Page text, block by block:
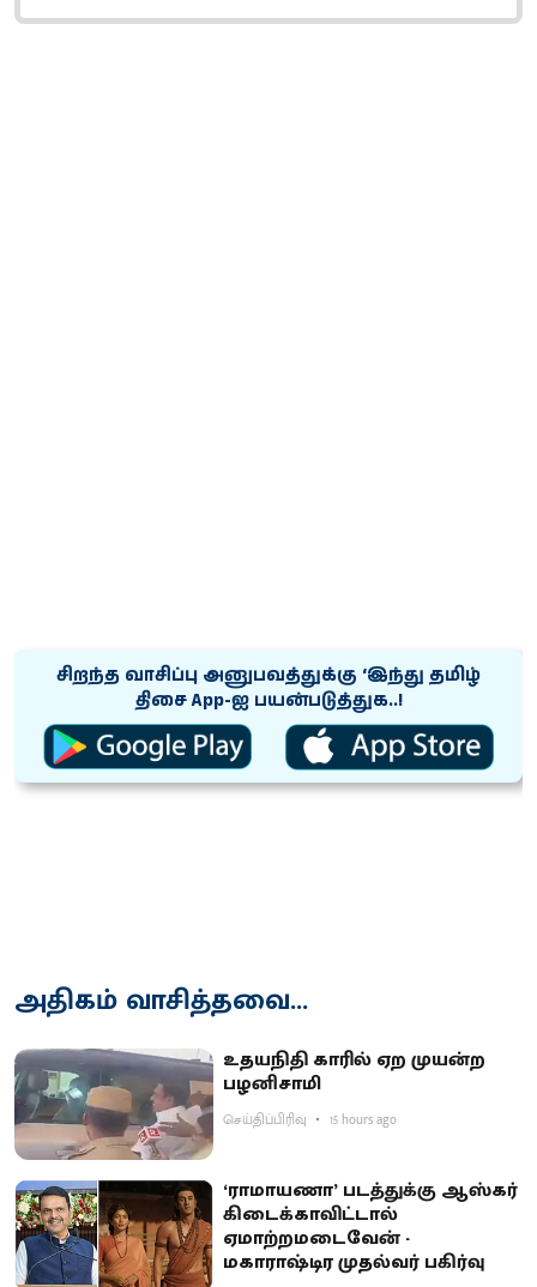
சிறந்த வாசிப்பு அனுபவத்துக்கு ‘இந்து தமிழ்
திசை App-ஐ பயன்படுத்துக..!
அதிகம் வாசித்தவை...
உதயநிதி காரில் ஏற முயன்ற
பழனிசாமி
செய்திப்பிரிவு 15 hours ago
‘ராமாயணா’ படத்துக்கு ஆஸ்கர்
கிடைக்காவிட்டால்
ஏமாற்றமடைவேன் -
மகாராஷ்டிர முதல்வர் பகிர்வு